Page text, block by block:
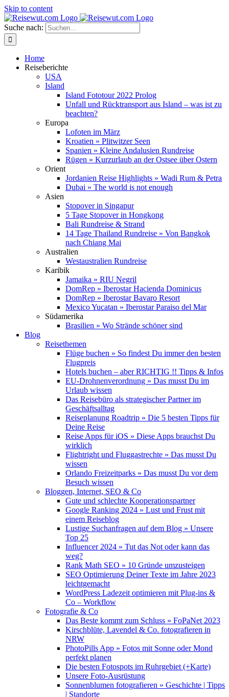
Skip to content
Suche nach:
Home
Reiseberichte
USA
Island
Island Fototour 2022 Prolog
Unfall und Rücktransport aus Island – was ist zu
beachten?
Europa
Lofoten im März
Kroatien » Plitwitzer Seen
Spanien » Kleine Andalusien Rundreise
Rügen » Kurzurlaub an der Ostsee über Ostern
Orient
Jordanien Reise Highlights » Wadi Rum & Petra
Dubai » The world is not enough
Asien
Stopover in Singapur
5 Tage Stopover in Hongkong
Bali Rundreise & Strand
14 Tage Thailand Rundreise » Von Bangkok
nach Chiang Mai
Australien
Westaustralien Rundreise
Karibik
Jamaika » RIU Negril
DomRep » Iberostar Hacienda Dominicus
DomRep » Iberostar Bavaro Resort
Mexico Yucatan » Iberostar Paraiso del Mar
Südamerika
Brasilien » Wo Strände schöner sind
Blog
Reisethemen
Flüge buchen » So findest Du immer den besten
Flugpreis
Hotels buchen – aber RICHTIG !! Tipps & Infos
EU-Drohnenverordnung » Das musst Du im
Urlaub wissen
Das Reisebüro als strategischer Partner im
Geschäftsalltag
Reiseplanung Roadtrip » Die 5 besten Tipps für
Deine Reise
Reise Apps für iOS » Diese Apps brauchst Du
wirklich
Flightright und Fluggastrechte » Das musst Du
wissen
Orlando Freizeitparks » Das musst Du vor dem
Besuch wissen
Bloggen, Internet, SEO & Co
Gute und schlechte Kooperationspartner
Google Ranking 2024 » Lust und Frust mit
einem Reiseblog
Lustige Suchanfragen auf dem Blog » Unsere
Top 25
Influencer 2024 » Tut das Not oder kann das
weg?
Rank Math SEO » 10 Gründe umzusteigen
SEO Optimierung Deiner Texte im Jahre 2023
leichtgemacht
WordPress Ladezeit optimieren mit Plug-ins &
Co – Workflow
Fotografie & Co
Das Beste kommt zum Schluss » FoPaNet 2023
Kirschblüte, Lavendel & Co. fotografieren in
NRW
PhotoPills App » Fotos mit Sonne oder Mond
perfekt planen
Die besten Fotospots im Ruhrgebiet (+Karte)
Unsere Foto-Ausrüstung
Sonnenblumen fotografieren » Geschichte | Tipps
| Standorte